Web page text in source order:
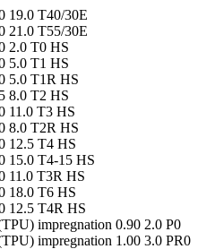
19.0 T40/30E
21.0 T55/30E
2.0 T0 HS
5.0 T1 HS
5.0 T1R HS
8.0 T2 HS
11.0 T3 HS
8.0 T2R HS
12.5 T4 HS
15.0 T4-15 HS
11.0 T3R HS
18.0 T6 HS
12.5 T4R HS
impregnation 0.90 2.0 P0
impregnation 1.00 3.0 PR0